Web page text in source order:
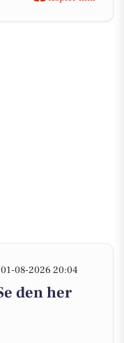
01-08-2026 20:04
den her